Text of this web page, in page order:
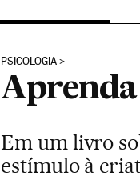
PSICOLOGIA
Aprenda
Em um livro
estímulo à